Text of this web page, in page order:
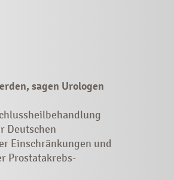
sagen Urologen
Deutschen
Einschränkungen und
Prostatakrebs-